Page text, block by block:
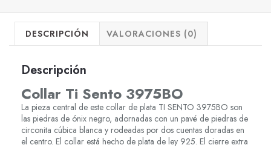
DESCRIPCIÓN VALORACIONES (0)
Descripción
Collar Ti Sento 3975BO
La pieza central de este collar de plata TI SENTO 3975BO son
las piedras de ónix negro, adornadas con un pavé de piedras de
circonita cúbica blanca y rodeadas por dos cuentas doradas en
el centro. El collar está hecho de plata de ley 925. El cierre extra